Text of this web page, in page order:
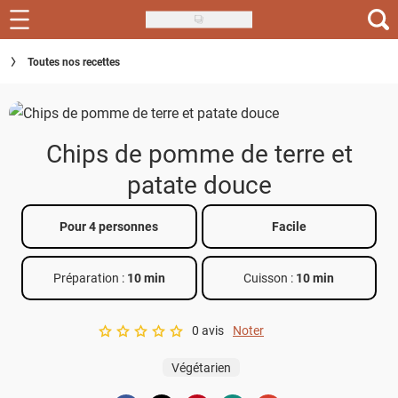
Skip
to
main
Recettes
Inspirations
Actus
Téléchargez l'app Saveurs Recettes
Index des recettes
Toutes nos recettes
Chips de pomme de terre et
patate douce
Pour 4 personnes Facile
Préparation : 10 min Cuisson : 10 min
A star rating of 0 out of 5.
0 avis Noter
Végétarien